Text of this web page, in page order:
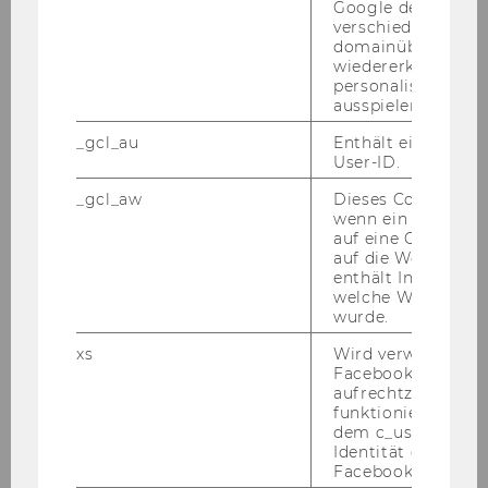
Wir wei­sen Sie dar­auf hin, dass der WU-​
Personalentwicklungsplan für Wis­sen­schaft­li­
che Mit­ar­bei­ter/ Wis­sen­schaft­li­che Mit­ar­bei­te­
rin­nen eine ma­xi­ma­le Be­fris­tungs­dau­er von 4
Jah­ren vor­sieht. Be­wer­ber/innen, die be­reits als
Er­satz­kräf­te an der WU be­schäf­tigt sind, kön­
nen daher nur mehr für die auf die 4 Jahre feh­
len­de Zeit ein­ge­stellt wer­den. Wei­ters wei­sen
wir dar­auf­hin, dass die Wie­der­be­stel­lung von
Per­so­nen, die be­reits eine Stel­le als wis­sen­
schaft­li­cher Mit­ar­bei­ter/wis­sen­schaft­li­che Mit­
ar­bei­te­rin inne hat­ten, aus recht­li­chen Grün­
den nicht mög­lich ist.
Not­wen­di­ge Kennt­nis­se und Qua­li­fi­ka­tio­nen:
Ab­ge­schlos­se­nes Stu­di­um der Rechts­wis­sen­
schaf­ten bzw. gleich­zu­hal­ten­de Qua­li­fi­ka­ti­on
Er­wünsch­te Kennt­nis­se und Qua­li­fi­ka­tio­nen:
über­durch­schnitt­li­cher Stu­di­en­erfolg, vor allem
Google den User
verschiedene
wiedererkennen
personalisierte
ausspielen.
_gcl_au
Enthält eine
User-ID.
_gcl_aw
Dieses Cookie
wenn ein User
auf eine Google
auf die Website
enthält
welche
wurde.
xs
Wird verwendet,
Facebook-Sitzung
funktioniert in
dem c_user-
Identität des
Facebook zu